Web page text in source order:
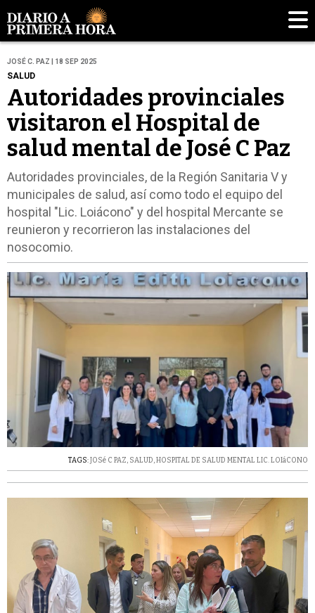
JOSÉ C. PAZ | 18 SEP 2025
SALUD
Autoridades provinciales
visitaron el Hospital de
salud mental de José C Paz
Autoridades provinciales, de la Región Sanitaria V y
municipales de salud, así como todo el equipo del
hospital "Lic. Loiácono" y del hospital Mercante se
reunieron y recorrieron las instalaciones del
nosocomio.
TAGS: JOSé C PAZ, SALUD,HOSPITAL DE SALUD MENTAL LIC. LOIáCONO